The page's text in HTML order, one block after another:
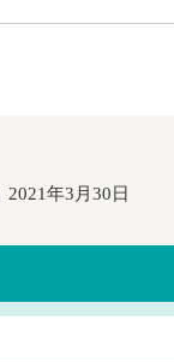
2021年3月30日